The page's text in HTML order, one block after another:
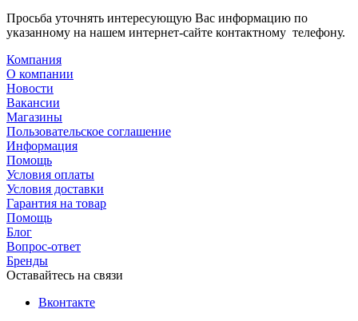
Просьба уточнять интересующую Вас информацию по
указанному на нашем интернет-сайте контактному телефону.
Компания
О компании
Новости
Вакансии
Магазины
Пользовательское соглашение
Информация
Помощь
Условия оплаты
Условия доставки
Гарантия на товар
Помощь
Блог
Вопрос-ответ
Бренды
Оставайтесь на связи
Вконтакте